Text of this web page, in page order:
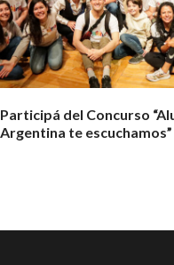
Participá del Concurso
Argentina te escuchamos”